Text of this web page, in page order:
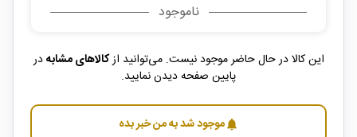
ناموجود
این کالا در حال حاضر موجود نیست. می‌توانید ازکالاهای مشابهدر
پایین صفحه دیدن نمایید.
notificationsموجود شد به من خبر بده